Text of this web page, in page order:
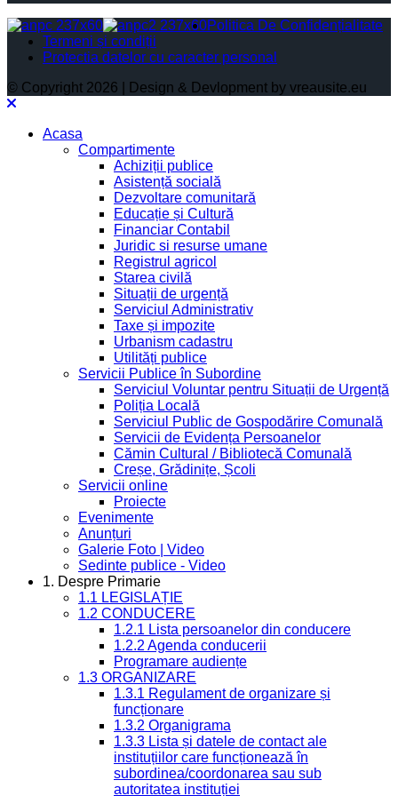
Politica De Confidențialitate
Termeni și condiții
Protectia datelor cu caracter personal
© Copyright 2026 | Design & Devlopment by vreausite.eu
Acasa
Compartimente
Achiziții publice
Asistență socială
Dezvoltare comunitară
Educație și Cultură
Financiar Contabil
Juridic si resurse umane
Registrul agricol
Starea civilă
Situații de urgență
Serviciul Administrativ
Taxe și impozite
Urbanism cadastru
Utilități publice
Servicii Publice în Subordine
Serviciul Voluntar pentru Situații de Urgență
Poliția Locală
Serviciul Public de Gospodărire Comunală
Servicii de Evidența Persoanelor
Cămin Cultural / Bibliotecă Comunală
Creșe, Grădinițe, Școli
Servicii online
Proiecte
Evenimente
Anunțuri
Galerie Foto | Video
Sedinte publice - Video
1. Despre Primarie
1.1 LEGISLAȚIE
1.2 CONDUCERE
1.2.1 Lista persoanelor din conducere
1.2.2 Agenda conducerii
Programare audiențe
1.3 ORGANIZARE
1.3.1 Regulament de organizare și
funcționare
1.3.2 Organigrama
1.3.3 Lista și datele de contact ale
instituțiilor care funcționează în
subordinea/coordonarea sau sub
autoritatea instituției